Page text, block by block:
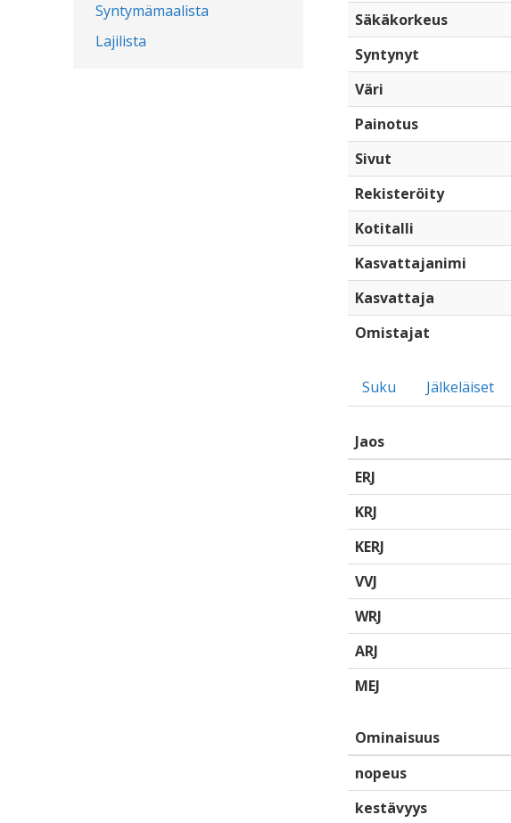
Syntymämaalista
Lajilista
Säkäkorkeus
Syntynyt
Väri
Painotus
Sivut
Rekisteröity
Kotitalli
Kasvattajanimi
Kasvattaja
Omistajat
Suku Jälkeläiset
Jaos
ERJ
KRJ
KERJ
VVJ
WRJ
ARJ
MEJ
Ominaisuus
nopeus
kestävyys